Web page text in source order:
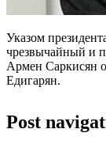
Указом
чрезвычайный и
Армен Саркисян
Едигарян.
Post